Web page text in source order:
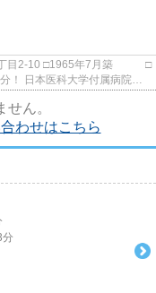
7月築 □
ん。
わせはこちら
分